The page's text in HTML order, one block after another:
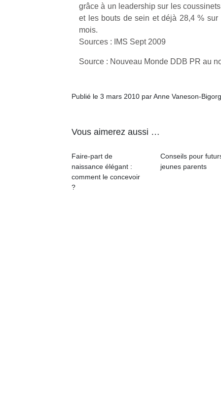
grâce à un leadership sur les
et les bouts de sein et déjà 28,4 %
mois.
Sources : IMS Sept 2009
Source : Nouveau Monde DDB PR au
Publié le 3 mars 2010 par Anne Vaneson-
Vous aimerez aussi …
Faire-part de
naissance élégant :
comment le concevoir
?
Conseils pour
jeunes parents
physique
ou